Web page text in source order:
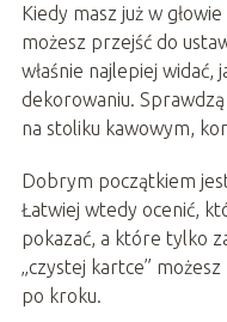
Kiedy masz już w
możesz przejść do
właśnie najlepiej widać,
dekorowaniu.
na stoliku kawowym,
Dobrym początkiem
Łatwiej wtedy ocenić,
pokazać, a które tylko
„czystej kartce”
po kroku.